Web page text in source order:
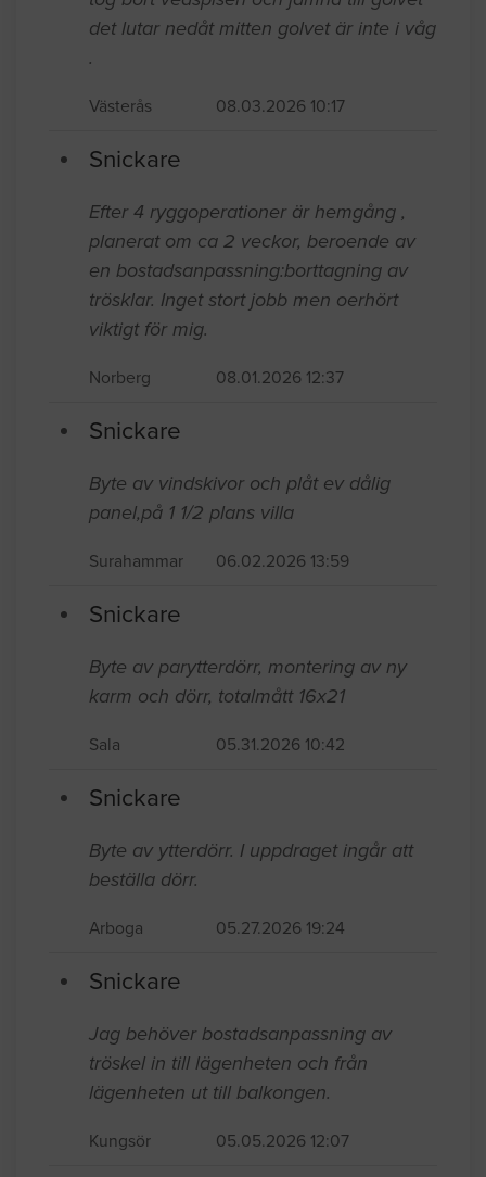
det lutar nedåt mitten golvet är inte i våg
.
Västerås 08.03.2026 10:17
Snickare
Efter 4 ryggoperationer är hemgång ,
planerat om ca 2 veckor, beroende av
en bostadsanpassning:borttagning av
trösklar. Inget stort jobb men oerhört
viktigt för mig.
Norberg 08.01.2026 12:37
Snickare
Byte av vindskivor och plåt ev dålig
panel,på 1 1/2 plans villa
Surahammar 06.02.2026 13:59
Snickare
Byte av parytterdörr, montering av ny
karm och dörr, totalmått 16x21
Sala 05.31.2026 10:42
Snickare
Byte av ytterdörr. I uppdraget ingår att
beställa dörr.
Arboga 05.27.2026 19:24
Snickare
Jag behöver bostadsanpassning av
tröskel in till lägenheten och från
lägenheten ut till balkongen.
Kungsör 05.05.2026 12:07